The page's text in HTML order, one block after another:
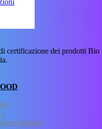
certificazione dei prodotti Bio
Animale